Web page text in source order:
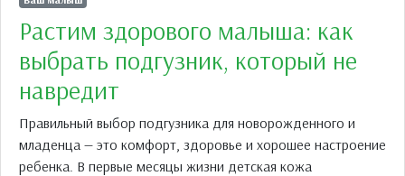
Растим здорового малыша: как
выбрать подгузник, который не
навредит
Правильный выбор подгузника для новорожденного и
младенца — это комфорт, здоровье и хорошее настроение
ребенка. В первые месяцы жизни детская кожа